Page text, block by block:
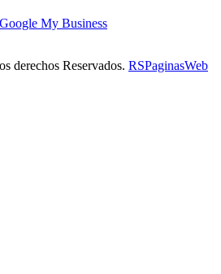
My Business
derechos Reservados. RSPaginasWeb